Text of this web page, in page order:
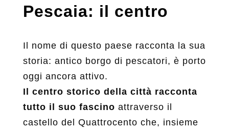
Pescaia: il centro
Il nome di questo paese racconta la sua
storia: antico borgo di pescatori, è porto
oggi ancora attivo.
Il centro storico della città racconta
tutto il suo fascino attraverso il
castello del Quattrocento che, insieme